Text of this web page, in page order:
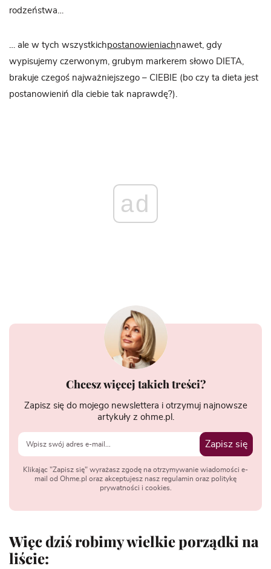
rodzeństwa…
… ale w tych wszystkichpostanowieniachnawet, gdy
wypisujemy czerwonym, grubym markerem słowo DIETA,
brakuje czegoś najważniejszego – CIEBIE (bo czy ta dieta jest
postanowieniń dla ciebie tak naprawdę?).
ad
Chcesz więcej takich treści?
Zapisz się do mojego newslettera i otrzymuj najnowsze
artykuły z ohme.pl.
Zapisz się
Klikając "Zapisz się" wyrażasz zgodę na otrzymywanie wiadomości e-
mail od Ohme.pl oraz akceptujesz nasz regulamin oraz politykę
prywatności i cookies.
Więc dziś robimy wielkie porządki na
liście: